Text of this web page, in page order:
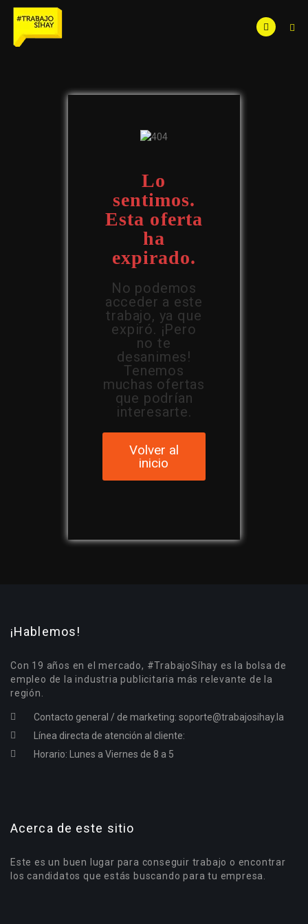
Lo
sentimos.
Esta oferta
ha
expirado.
No podemos
acceder a este
trabajo, ya que
expiró. ¡Pero
no te
desanimes!
Tenemos
muchas ofertas
que podrían
interesarte.
Volver al
inicio
¡Hablemos!
Con 19 años en el mercado, #TrabajoSíhay es la bolsa de
empleo de la industria publicitaria más relevante de la
región.
Contacto general / de marketing: soporte@trabajosihay.la
Línea directa de atención al cliente:
Horario: Lunes a Viernes de 8 a 5
Acerca de este sitio
Este es un buen lugar para conseguir trabajo o encontrar
los candidatos que estás buscando para tu empresa.